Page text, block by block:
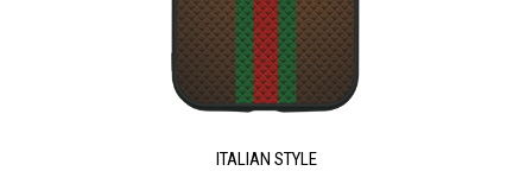
ITALIAN STYLE